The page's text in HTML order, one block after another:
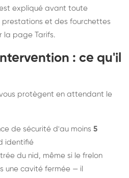
expliqué avant toute
prestations et des fourchettes
la page Tarifs.
: ce qu'il
protègent en attendant le
de sécurité d'au moins 5
identifié
du nid, même si le frelon
une cavité fermée — il